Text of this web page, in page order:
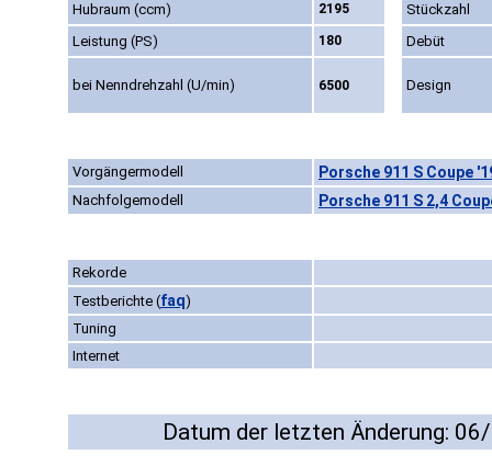
Hubraum (ccm)
2195
Stückzahl
Leistung (PS)
180 Debüt
bei Nenndrehzahl (U/min) 6500 Design
Vorgängermodell Porsche 911 S Coupe
Nachfolgemodell Porsche 911 S 2,4
Rekorde
Testberichte (faq)
Tuning
Internet
Datum der letzten Änderung: